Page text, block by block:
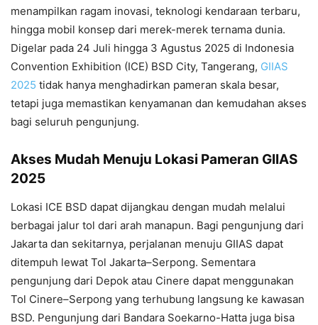
menampilkan ragam inovasi, teknologi kendaraan terbaru,
hingga mobil konsep dari merek-merek ternama dunia.
Digelar pada 24 Juli hingga 3 Agustus 2025 di Indonesia
Convention Exhibition (ICE) BSD City, Tangerang, GIIAS
2025 tidak hanya menghadirkan pameran skala besar,
tetapi juga memastikan kenyamanan dan kemudahan akses
bagi seluruh pengunjung.
Akses Mudah Menuju Lokasi Pameran GIIAS
2025
Lokasi ICE BSD dapat dijangkau dengan mudah melalui
berbagai jalur tol dari arah manapun. Bagi pengunjung dari
Jakarta dan sekitarnya, perjalanan menuju GIIAS dapat
ditempuh lewat Tol Jakarta–Serpong. Sementara
pengunjung dari Depok atau Cinere dapat menggunakan
Tol Cinere–Serpong yang terhubung langsung ke kawasan
BSD. Pengunjung dari Bandara Soekarno-Hatta juga bisa